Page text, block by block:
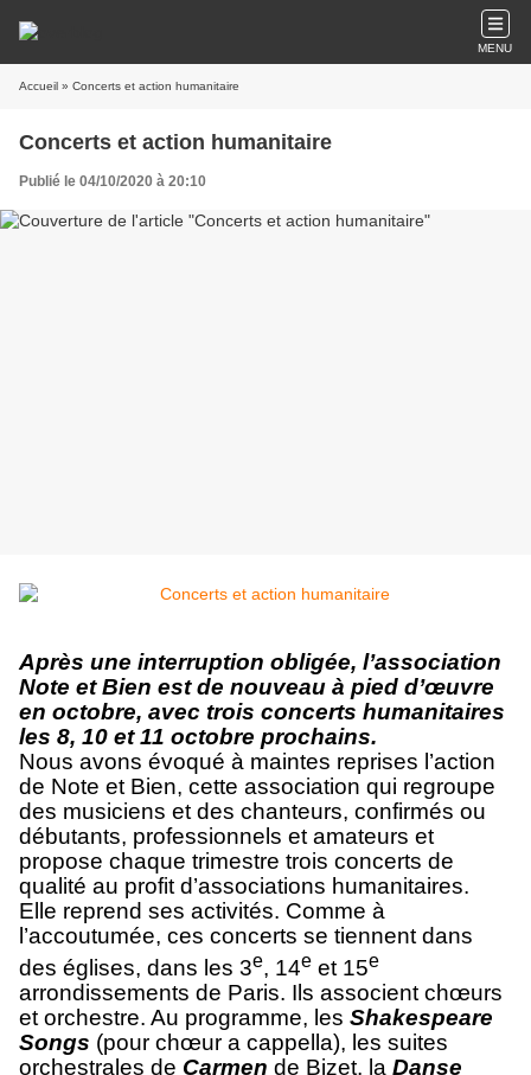
MENU
Accueil » Concerts et action humanitaire
Concerts et action humanitaire
Publié le 04/10/2020 à 20:10
Après une interruption obligée, l’association
Note et Bien est de nouveau à pied d’œuvre
en octobre, avec trois concerts humanitaires
les 8, 10 et 11 octobre prochains.
Nous avons évoqué à maintes reprises l’action
de Note et Bien, cette association qui regroupe
des musiciens et des chanteurs, confirmés ou
débutants, professionnels et amateurs et
propose chaque trimestre trois concerts de
qualité au profit d’associations humanitaires.
Elle reprend ses activités. Comme à
l’accoutumée, ces concerts se tiennent dans
des églises, dans les 3e, 14e et 15e
arrondissements de Paris. Ils associent chœurs
et orchestre. Au programme, les Shakespeare
Songs (pour chœur a cappella), les suites
orchestrales de Carmen de Bizet, la Danse